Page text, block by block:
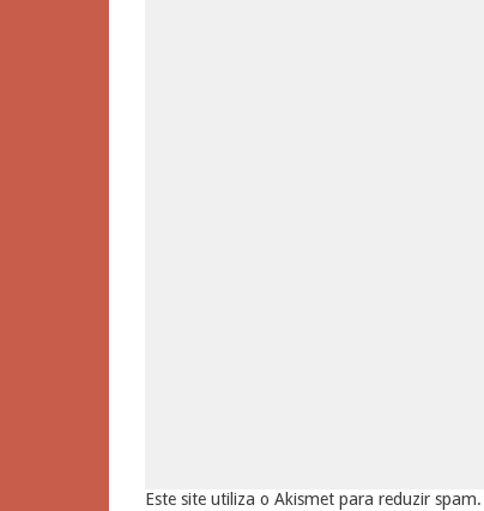
Este site utiliza o Akismet para reduzir spam.